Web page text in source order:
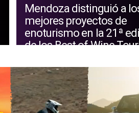
Mendoza distinguió a
mejores proyectos de
enoturismo en la 21ª
de los Best of Wine